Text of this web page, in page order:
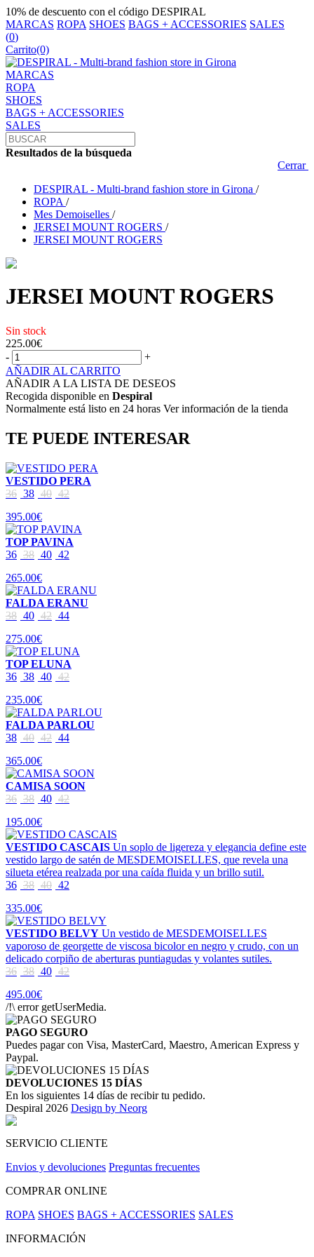
10% de descuento con el código DESPIRAL
MARCAS ROPA SHOES BAGS + ACCESSORIES SALES
(0)
Carrito(0)
MARCAS
ROPA
SHOES
BAGS + ACCESSORIES
SALES
Resultados de la búsqueda
Cerrar
DESPIRAL - Multi-brand fashion store in Girona /
ROPA /
Mes Demoiselles /
JERSEI MOUNT ROGERS /
JERSEI MOUNT ROGERS
JERSEI MOUNT ROGERS
Sin stock
225.00€
-
+
AÑADIR AL CARRITO
AÑADIR A LA LISTA DE DESEOS
Recogida disponible en Despiral
Normalmente está listo en 24 horas Ver información de la tienda
TE PUEDE INTERESAR
VESTIDO PERA
36 38 40 42
395.00€
TOP PAVINA
36 38 40 42
265.00€
FALDA ERANU
38 40 42 44
275.00€
TOP ELUNA
36 38 40 42
235.00€
FALDA PARLOU
38 40 42 44
365.00€
CAMISA SOON
36 38 40 42
195.00€
VESTIDO CASCAIS Un soplo de ligereza y elegancia define este
vestido largo de satén de MESDEMOISELLES, que revela una
silueta etérea realzada por una caída fluida y un brillo sutil.
36 38 40 42
335.00€
VESTIDO BELVY Un vestido de MESDEMOISELLES
vaporoso de georgette de viscosa bicolor en negro y crudo, con un
delicado corpiño de aberturas puntiagudas y volantes sutiles.
36 38 40 42
495.00€
/!\ error getUserMedia.
PAGO SEGURO
Puedes pagar con Visa, MasterCard, Maestro, American Express y
Paypal.
DEVOLUCIONES 15 DÍAS
En los siguientes 14 días de recibir tu pedido.
Despiral 2026 Design by Neorg
SERVICIO CLIENTE
Envios y devoluciones Preguntas frecuentes
COMPRAR ONLINE
ROPA SHOES BAGS + ACCESSORIES SALES
INFORMACIÓN